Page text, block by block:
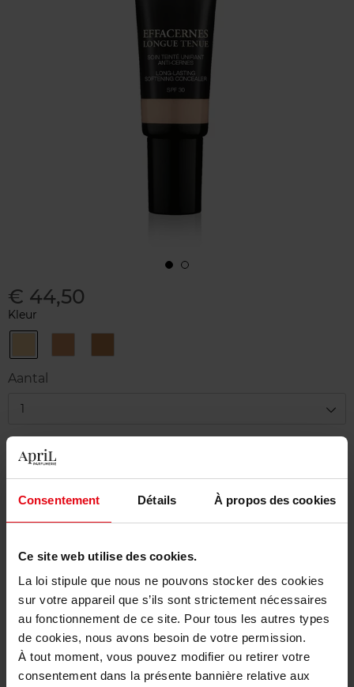
Consentement Détails À propos des cookies
Ce site web utilise des cookies.
La loi stipule que nous ne pouvons stocker des cookies
sur votre appareil que s’ils sont strictement nécessaires
au fonctionnement de ce site. Pour tous les autres types
de cookies, nous avons besoin de votre permission.
À tout moment, vous pouvez modifier ou retirer votre
consentement dans la présente bannière relative aux
€ 44,50
Kleur
Beige
Pastel
Aantal
1
Levering
Voorradig
In winkelmandje
Gratis levering bij aankoop van min. 55€
Gratis retour in je winkelpunt
Gratis verpakking